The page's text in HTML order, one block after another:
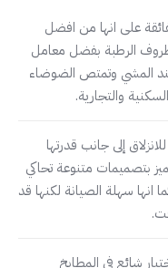
على انها من افضل
الرطبة بفضل معامل
عند المشي وتمتص الضوضاء
والتجارية.
إلى جانب قدرتها
بتصميمات متنوعة تحاكي
سهلة الصيانة لكنها قد
شائع في المطابخ